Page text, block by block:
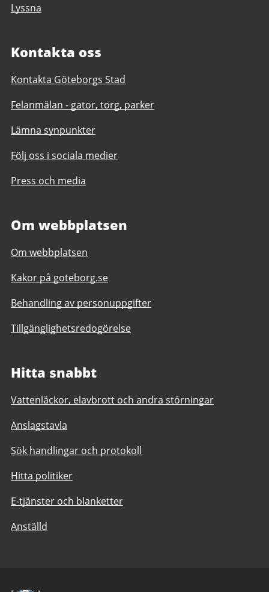
Lyssna
Kontakta oss
Kontakta Göteborgs Stad
Felanmälan - gator, torg, parker
Lämna synpunkter
Följ oss i sociala medier
Press och media
Om webbplatsen
Om webbplatsen
Kakor på goteborg.se
Behandling av personuppgifter
Tillgänglighetsredogörelse
Hitta snabbt
Vattenläckor, elavbrott och andra störningar
Anslagstavla
Sök handlingar och protokoll
Hitta politiker
E-tjänster och blanketter
Anställd